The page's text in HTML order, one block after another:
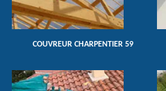
COUVREUR CHARPENTIER 59